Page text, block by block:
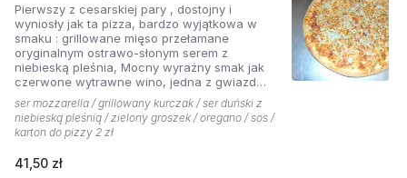
Pierwszy z cesarskiej pary , dostojny i
wyniosły jak ta pizza, bardzo wyjątkowa w
smaku : grillowane mięso przełamane
oryginalnym ostrawo-słonym serem z
niebieską pleśnia, Mocny wyraźny smak jak
czerwone wytrawne wino, jedna z gwiazd
kolekcji pizzerii Hyyper.
ser mozzarella / grillowany kurczak / ser duński z
niebieską pleśnią / zielony groszek / oregano / sos /
karton do pizzy 2 zł
41,50 zł